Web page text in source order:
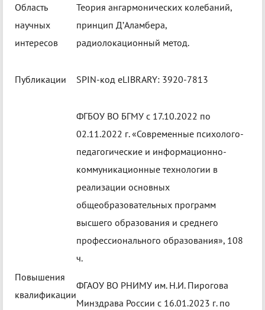
Область
научных
интересов
Теория ангармонических колебаний,
принцип Д’Аламбера,
радиолокационный метод.
Публикации SPIN-код eLIBRARY: 3920-7813
Повышения
квалификации
ФГБОУ ВО БГМУ с 17.10.2022 по
02.11.2022 г. «Современные психолого-
педагогические и информационно-
коммуникационные технологии в
реализации основных
общеобразовательных программ
высшего образования и среднего
профессионального образования», 108
ч.
ФГАОУ ВО РНИМУ им. Н.И. Пирогова
Минздрава России с 16.01.2023 г. по